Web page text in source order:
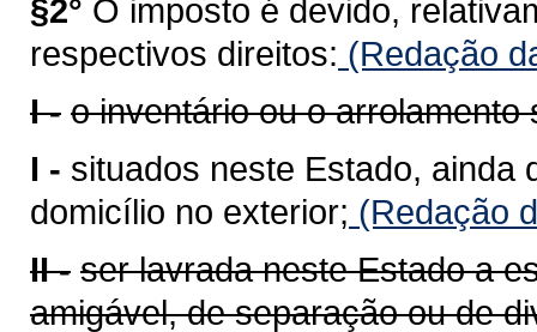
§2° O imposto é devido,
respectivos direitos: (Redação
I - o inventário ou o
I - situados neste Estado, ainda
domicílio no exterior; (Redação
II - ser lavrada neste Estado a
amigável, de separação ou de